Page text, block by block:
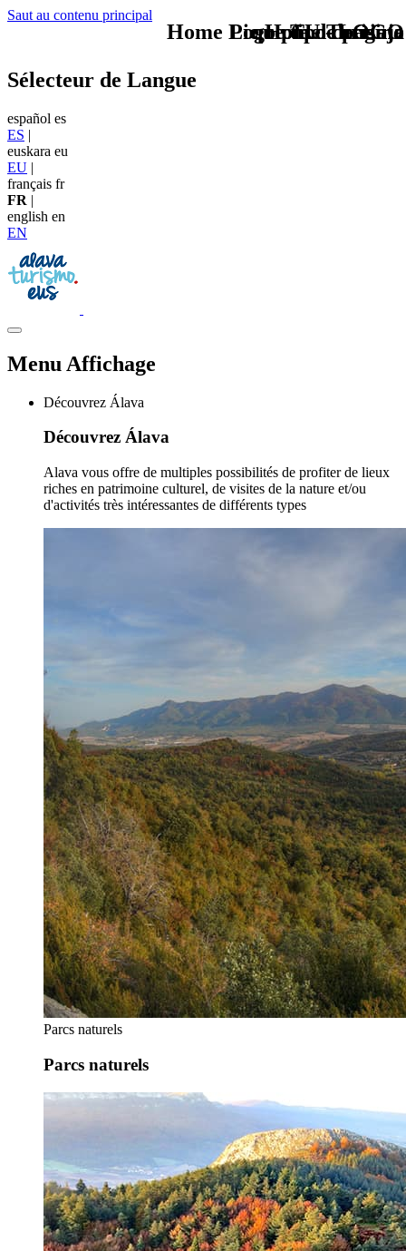
Saut au contenu principal
TU - LOGO
Sélecteur de Langue
español es
ES |
euskara eu
EU |
français fr
FR |
english en
EN
Menu Affichage
Découvrez Álava
Découvrez Álava
Alava vous offre de multiples possibilités de profiter de lieux
riches en patrimoine culturel, de visites de la nature et/ou
d'activités très intéressantes de différents types
Parcs naturels
Parcs naturels
que tipo de viaje
Home Logo pie de página
Pie Home Turismo